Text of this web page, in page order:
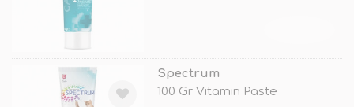
Spectrum
100 Gr Vitamin Paste